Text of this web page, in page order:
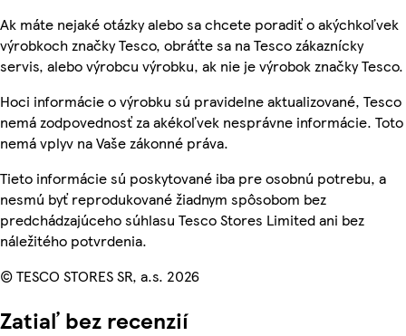
Ak máte nejaké otázky alebo sa chcete poradiť o akýchkoľvek
výrobkoch značky Tesco, obráťte sa na Tesco zákaznícky
servis, alebo výrobcu výrobku, ak nie je výrobok značky Tesco.
Hoci informácie o výrobku sú pravidelne aktualizované, Tesco
nemá zodpovednosť za akékoľvek nesprávne informácie. Toto
nemá vplyv na Vaše zákonné práva.
Tieto informácie sú poskytované iba pre osobnú potrebu, a
nesmú byť reprodukované žiadnym spôsobom bez
predchádzajúceho súhlasu Tesco Stores Limited ani bez
náležitého potvrdenia.
© TESCO STORES SR, a.s. 2026
Zatiaľ bez recenzií